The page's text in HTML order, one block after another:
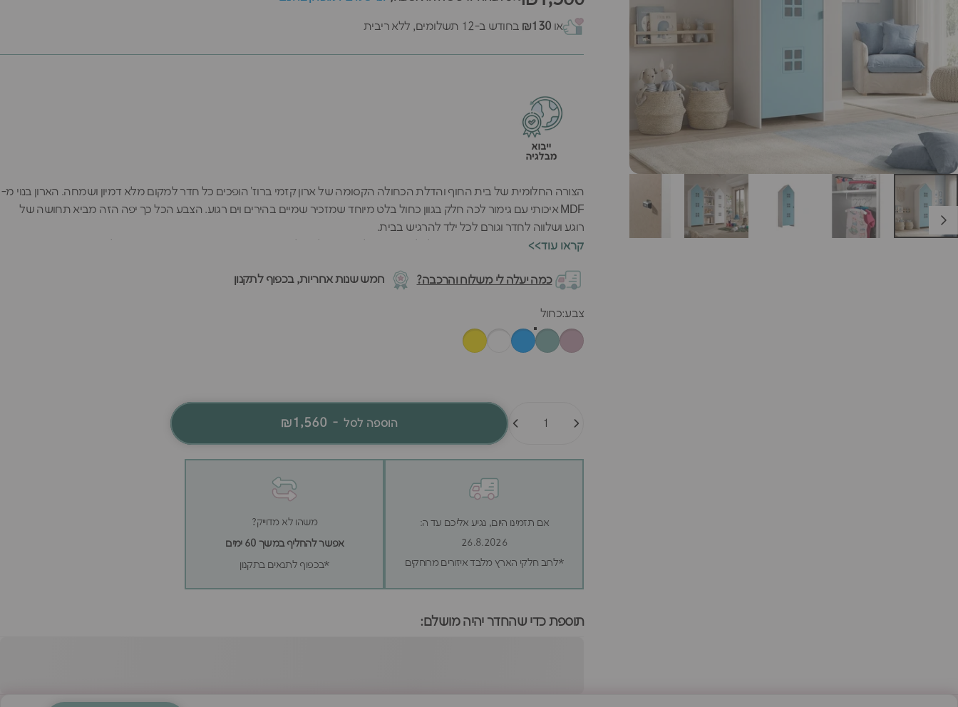
או ₪130 בחודש ב-12 תשלומים, ללא ריבית
הצורה החלומית של בית החוף והדלת הכחולה הקסומה של ארון קזמי ברוז' הופכים כל חדר למקום מלא דמיון ושמחה. הארון בנוי מ-
MDF איכותי עם גימור לכה חלק בגוון כחול בלט מיוחד שמזכיר שמיים בהירים וים רגוע. הצבע הכל כך יפה הזה מביא תחושה של
רוגע ושלווה לחדר וגורם לכל ילד להרגיש בבית.
מושלמת. הארון הכחול הזה מתחבר בצורה חמודה עם ארונות צבעוניים אחרים ויוצר חדר ילדים מלא צבע וחיים.
<<קראו עוד
כמה יעלה לי משלוח והרכבה? חמש שנות אחריות, בכפוף לתקנון
צבע
צבע:כחול
הוספה לסל-
₪1,560
אם תזמינו היום, נגיע אליכם עד ה:
26.8.2026
*לרוב חלקי הארץ מלבד איזורים מרוחקים
משהו לא מדוייק?
אפשר להחליף במשך 60 ימים
*בכפוף לתנאים בתקנון
תוספת כדי שהחדר יהיה מושלם: